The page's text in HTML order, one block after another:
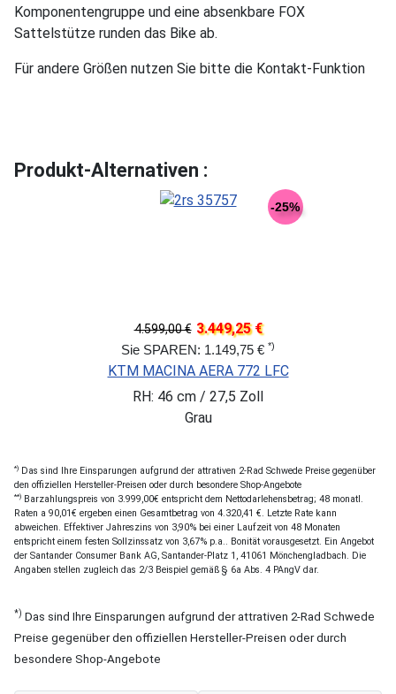
Komponentengruppe und eine absenkbare FOX
Sattelstütze runden das Bike ab.
Für andere Größen nutzen Sie bitte die Kontakt-Funktion
Produkt-Alternativen :
-25%
4.599,00 € 3.449,25 €
Sie SPAREN: 1.149,75 € *)
KTM MACINA AERA 772 LFC
RH: 46 cm / 27,5 Zoll
Grau
*) Das sind Ihre Einsparungen aufgrund der attrativen 2-Rad Schwede Preise gegenüber
den offiziellen Hersteller-Preisen oder durch besondere Shop-Angebote
**) Barzahlungspreis von 3.999,00€ entspricht dem Nettodarlehensbetrag; 48 monatl.
Raten a 90,01€ ergeben einen Gesamtbetrag von 4.320,41 €. Letzte Rate kann
abweichen. Effektiver Jahreszins von 3,90% bei einer Laufzeit von 48 Monaten
entspricht einem festen Sollzinssatz von 3,67% p.a.. Bonität vorausgesetzt. Ein Angebot
der Santander Consumer Bank AG, Santander-Platz 1, 41061 Mönchengladbach. Die
Angaben stellen zugleich das 2/3 Beispiel gemäß § 6a Abs. 4 PAngV dar.
*) Das sind Ihre Einsparungen aufgrund der attrativen 2-Rad Schwede
Preise gegenüber den offiziellen Hersteller-Preisen oder durch
besondere Shop-Angebote